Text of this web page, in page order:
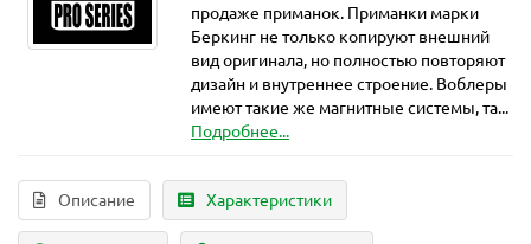
продаже приманок. Приманки марки
Беркинг не только копируют внешний
вид оригинала, но полностью повторяют
дизайн и внутреннее строение. Воблеры
имеют такие же магнитные системы, та...
Подробнее...
Описание Характеристики